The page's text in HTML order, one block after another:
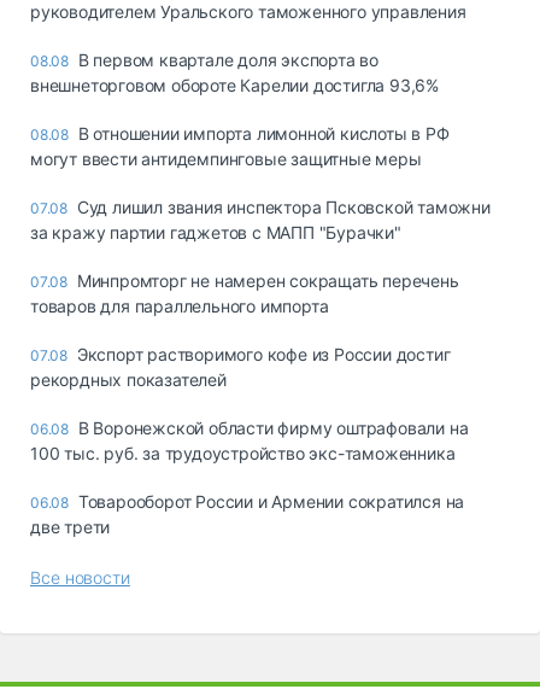
руководителем Уральского таможенного управления
08.08 В первом квартале доля экспорта во
внешнеторговом обороте Карелии достигла 93,6%
08.08 В отношении импорта лимонной кислоты в РФ
могут ввести антидемпинговые защитные меры
07.08 Суд лишил звания инспектора Псковской таможни
за кражу партии гаджетов с МАПП "Бурачки"
07.08 Минпромторг не намерен сокращать перечень
товаров для параллельного импорта
07.08 Экспорт растворимого кофе из России достиг
рекордных показателей
06.08 В Воронежской области фирму оштрафовали на
100 тыс. руб. за трудоустройство экс-таможенника
06.08 Товарооборот России и Армении сократился на
две трети
Все новости